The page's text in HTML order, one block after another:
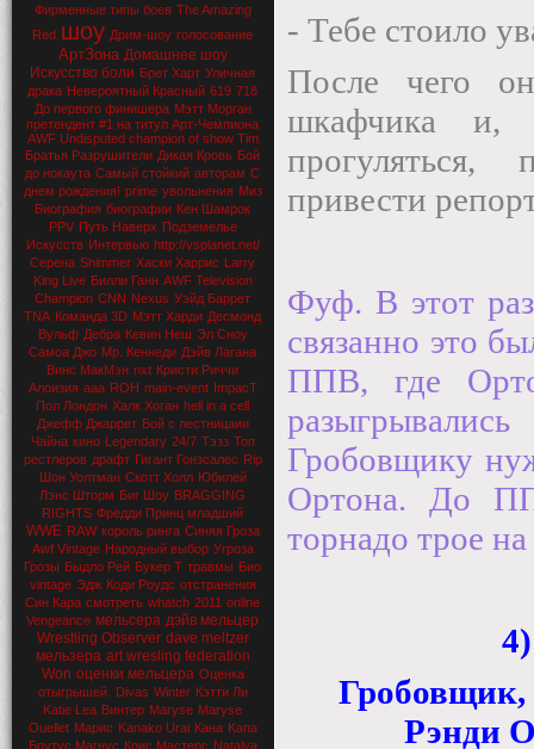
Фирменные типы боев The Amazing
Red шоу Дрим-шоу голосование
АртЗона Домашнее шоу
Искусство боли Брет Харт Уличная
драка Невероятный Красный 619 718
До первого финишера Мэтт Морган
претендент #1 на титул Арт-Чемпиона
AWF Undisputed champion of show Tim
Братья Разрушители Дикая Кровь Бой
до нокаута Самый стойкий авторам С
днем рождения! prime увольнения Миз
Биография биографии Кен Шамрок
PPV Путь Наверх Подземелье
Искусств Интервью http://vsplanet.net/
Серена Shimmer Хаски Харрис Larry
King Live Билли Ганн AWF Television
Champion CNN Nexus Уэйд Баррет
TNA Команда 3D Мэтт Харди Десмонд
Вульф Дебра Кевин Неш Эл Сноу
Самоа Джо Мр. Кеннеди Дэйв Лагана
Винс МакМэн nxt Кристи Риччи
Алоизия aaa ROH main-event ImpacT
Пол Лондон Халк Хоган hell in a cell
Джефф Джаррет Бой с лестницаии
Чайна кино Legendary 24/7 Тэзз Топ
рестлеров драфт Гигант Гонзсалес Rip
Шон Уолтман Скотт Холл Юбилей
Лэнс Шторм Биг Шоу BRAGGING
RIGHTS Фредди Принц младший
WWE RAW король ринга Синяя Гроза
Awf Vintage Народный выбор Угроза
Грозы Быдло Рей Букер Т травмы Био
vintage Эдж Коди Роудс отстранения
Син Кара смотреть whatch 2011 online
Vengeance мельсера дэйв мельцер
Wrestling Observer dave meltzer
мельзера art wresling federation
Won оценки мельцера Оценка
отыгрышей.
Divas Winter Кэтти Ли
Katie Lea Винтер Maryse Maryse
Ouellet Марис Kanako Urai Кана Kana
Брутус Магнус Крис Мастерс Natalya
- Тебе стоило
После чего
шкафчика и,
привести
Фуф. В этот
связанно это
ППВ, где
Гробовщику
Ортона. До
торнадо трое
Гробовщик,
Рэнди